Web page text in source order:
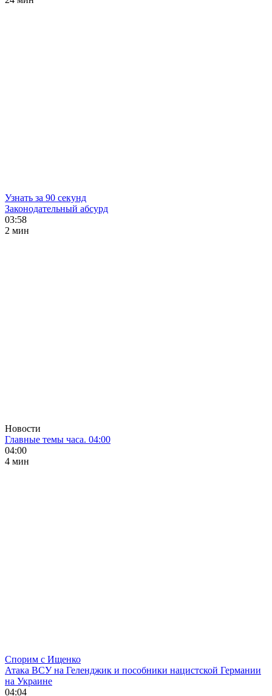
Узнать за 90 секунд
Законодательный абсурд
03:58
2 мин
Новости
Главные темы часа. 04:00
04:00
4 мин
Спорим с Ищенко
Атака ВСУ на Геленджик и пособники нацистской Германии
на Украине
04:04